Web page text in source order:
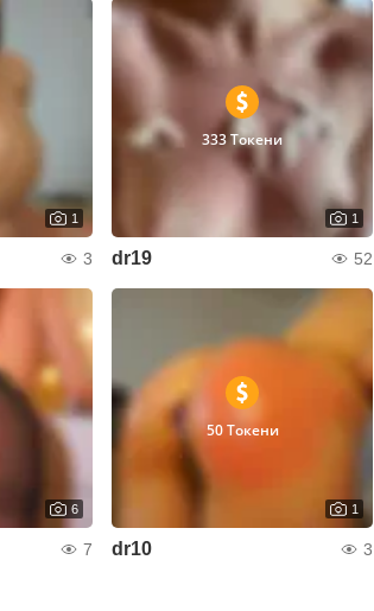
1
3
333 Токени
1
dr19 52
6
7
50 Токени
1
dr10 3